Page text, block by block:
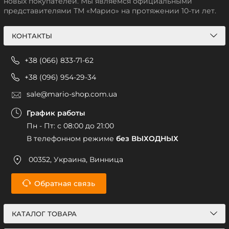
представителями ТМ «Марио» на протяжении 10-ти лет.
КОНТАКТЫ
+38 (066) 833-71-62
+38 (096) 954-29-34
sale@mario-shop.com.ua
График работы
Пн - Пт: с 08:00 до 21:00
В телефонном режиме без ВЫХОДНЫХ
00352, Украина, Винница
Обратная связь
КАТАЛОГ ТОВАРА